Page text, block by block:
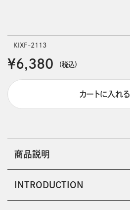
KIXF-2113
￥6,380 (税込)
カートに入れる
商品説明
INTRODUCTION